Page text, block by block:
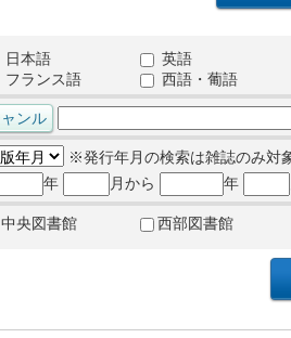
日本語
英語
フランス語
西語・葡語
※発行年月の検索は雑誌のみ対
年
月から 年
中央図書館 西部図書館